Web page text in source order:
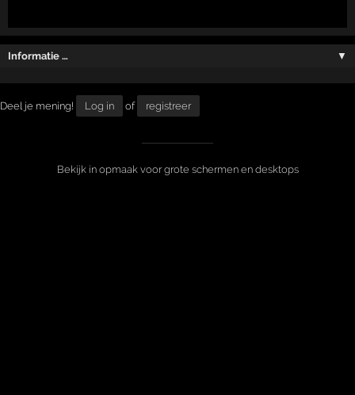
Informatie … ▼
Deel je mening! Log in of registreer
Bekijk in opmaak voor grote schermen en desktops